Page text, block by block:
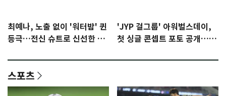
최예나, 노출 없이 '워터밤' 퀸
등극…전신 슈트로 신선한 충
'JYP 걸그룹' 아워벌스데이,
첫 싱글 콘셉트 포토 공개…청
스포츠